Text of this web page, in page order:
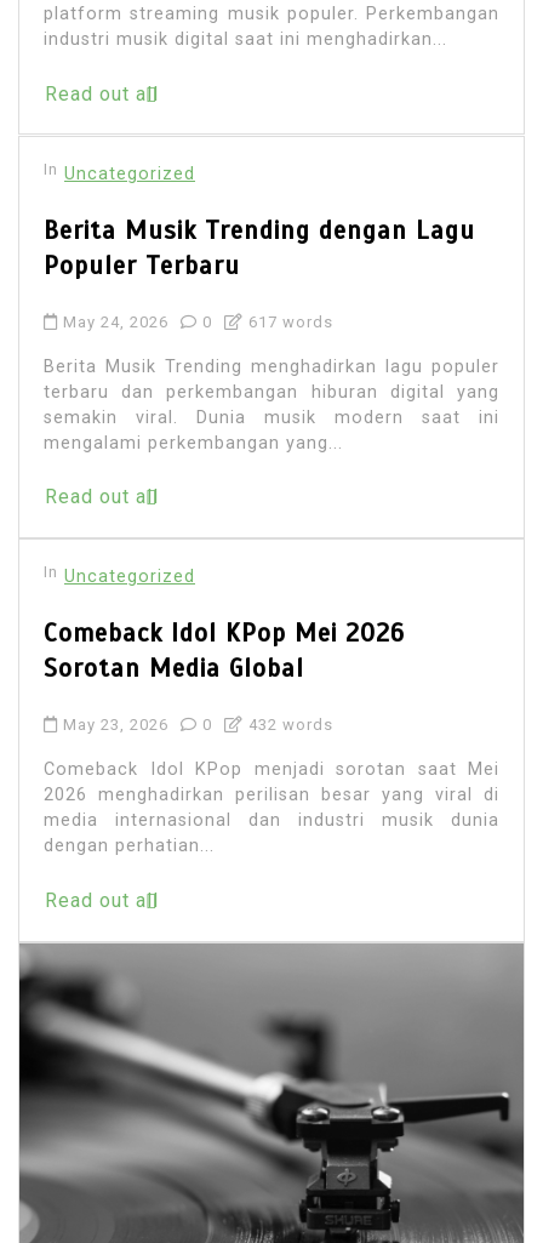
platform streaming musik populer. Perkembangan
industri musik digital saat ini menghadirkan...
Read out all
In Uncategorized
Berita Musik Trending dengan Lagu
Populer Terbaru
May 24, 2026 0 617 words
Berita Musik Trending menghadirkan lagu populer
terbaru dan perkembangan hiburan digital yang
semakin viral. Dunia musik modern saat ini
mengalami perkembangan yang...
Read out all
In Uncategorized
Comeback Idol KPop Mei 2026
Sorotan Media Global
May 23, 2026 0 432 words
Comeback Idol KPop menjadi sorotan saat Mei
2026 menghadirkan perilisan besar yang viral di
media internasional dan industri musik dunia
dengan perhatian...
Read out all